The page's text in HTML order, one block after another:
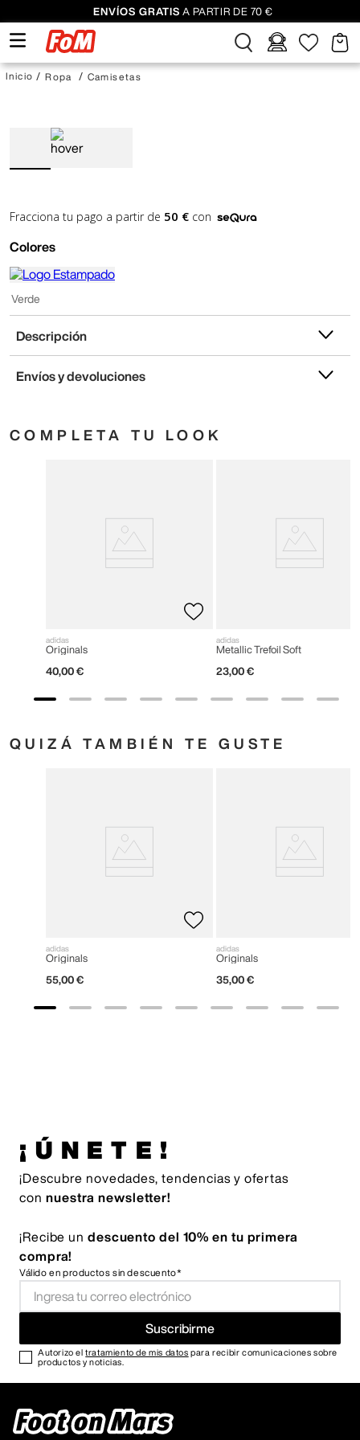
ENVÍOS GRATIS A PARTIR DE 70 €
Ropa Camisetas
Fracciona tu pago a partir de 50 € con
Colores
Verde
Descripción
Envíos y devoluciones
COMPLETA TU LOOK
adidas
Originals
40,00 €
adidas
Metallic Trefoil Soft
23,00 €
QUIZÁ TAMBIÉN TE GUSTE
adidas
Originals
55,00 €
adidas
Originals
35,00 €
¡ÚNETE!
¡Descubre novedades, tendencias y ofertas
con nuestra newsletter!
¡Recibe un descuento del 10% en tu primera
compra!
Válido en productos sin descuento*
Suscribirme
Autorizo eltratamiento de mis datos para recibir comunicaciones sobre
productos y noticias.